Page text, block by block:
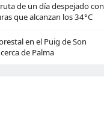
de un día despejado con
que alcanzan los 34°C
en el Puig de Son
de Palma